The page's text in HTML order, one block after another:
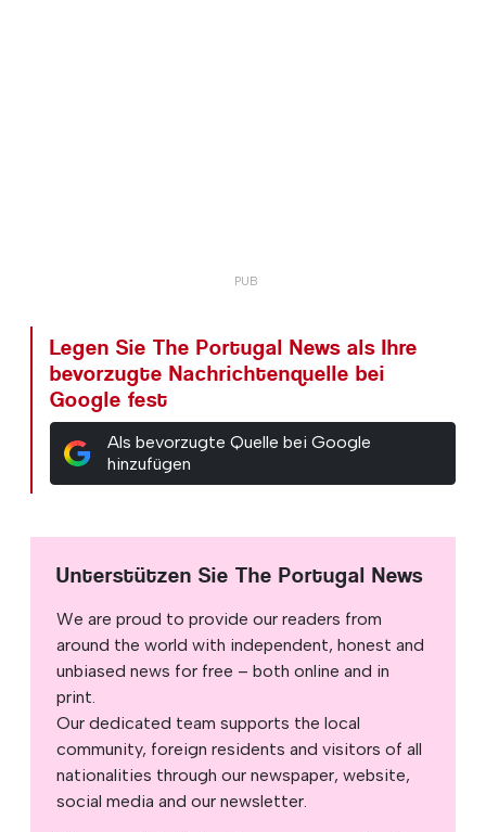
Legen Sie The Portugal News als Ihre
bevorzugte Nachrichtenquelle bei
Google fest
Als bevorzugte Quelle bei Google
hinzufügen
Unterstützen Sie The Portugal News
We are proud to provide our readers from
around the world with independent, honest and
unbiased news for free – both online and in
print.
Our dedicated team supports the local
community, foreign residents and visitors of all
nationalities through our newspaper, website,
social media and our newsletter.